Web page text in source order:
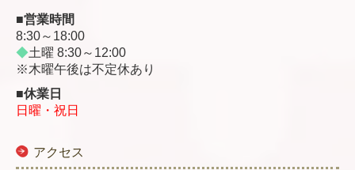
■営業時間
8:30～18:00
◆土曜 8:30～12:00
※木曜午後は不定休あり
■休業日
日曜・祝日
アクセス